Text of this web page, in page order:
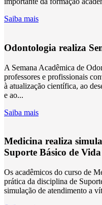
Saiba mais
Odontologia realiza
A Semana Acadêmica de
professores e profissionais
à atualização científica, ao
e ao...
Saiba mais
Medicina realiza
Suporte Básico de Vida
Os acadêmicos do curso de
prática da disciplina de
simulação de atendimento a